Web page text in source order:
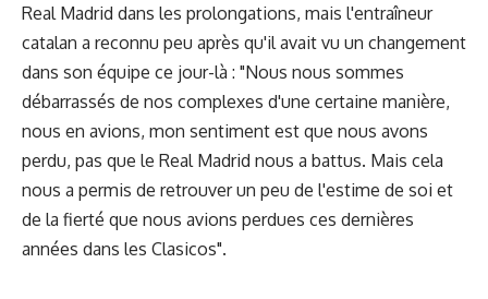
Real Madrid dans les prolongations, mais l'entraîneur
catalan a reconnu peu après qu'il avait vu un changement
dans son équipe ce jour-là : "Nous nous sommes
débarrassés de nos complexes d'une certaine manière,
nous en avions, mon sentiment est que nous avons
perdu, pas que le Real Madrid nous a battus. Mais cela
nous a permis de retrouver un peu de l'estime de soi et
de la fierté que nous avions perdues ces dernières
années dans les Clasicos".